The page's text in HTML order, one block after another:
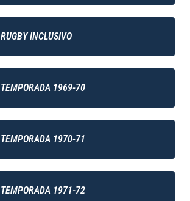
RUGBY INCLUSIVO
TEMPORADA 1969-70
TEMPORADA 1970-71
TEMPORADA 1971-72